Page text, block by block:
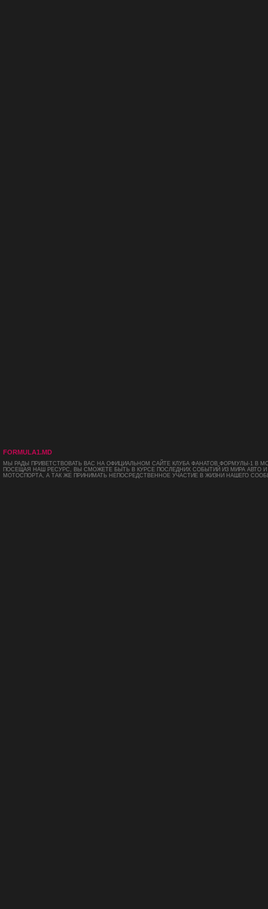
FORMULA1.MD
МЫ РАДЫ ПРИВЕТСТВОВАТЬ ВАС НА ОФИЦИАЛЬНОМ САЙТЕ КЛУБА ФАНАТОВ ФОРМУЛЫ-1 В
ПОСЕЩАЯ НАШ РЕСУРС, ВЫ СМОЖЕТЕ БЫТЬ В КУРСЕ ПОСЛЕДНИХ СОБЫТИЙ ИЗ МИРА АВТО И
МОТОСПОРТА, А ТАК ЖЕ ПРИНИМАТЬ НЕПОСРЕДСТВЕННОЕ УЧАСТИЕ В ЖИЗНИ НАШЕГО